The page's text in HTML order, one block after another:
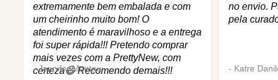
extremamente bem embalada e com
um cheirinho muito bom! O
atendimento é maravilhoso e a entrega
foi super rápida!!! Pretendo comprar
mais vezes com a PrettyNew, com
certeza😄 Recomendo demais!!!
-Jennifer Mantau
no envio.
pela
- Katre